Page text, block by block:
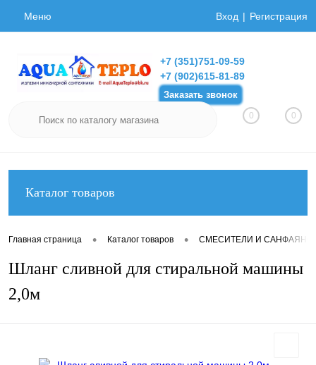
Меню Вход Регистрация
+7 (351)751-09-59
+7 (902)615-81-89
Заказать звонок
0 0
Каталог товаров
Главная страница • Каталог товаров • СМЕСИТЕЛИ И САНФАЯНС
Шланг сливной для стиральной машины
2,0м